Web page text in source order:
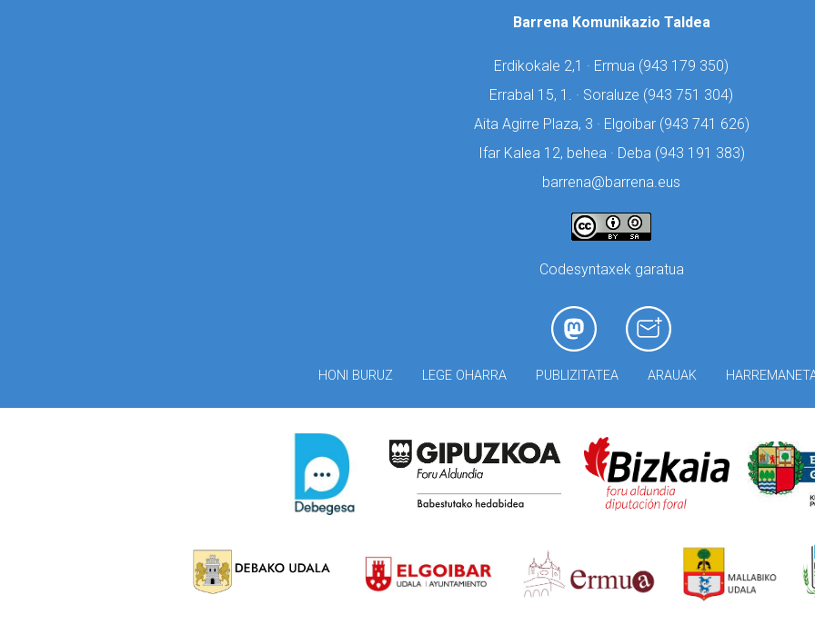
Barrena Komunikazio Taldea
Erdikokale 2,1 · Ermua (943 179 350)
Errabal 15, 1. · Soraluze (943 751 304)
Aita Agirre Plaza, 3 · Elgoibar (943 741 626)
Ifar Kalea 12, behea · Deba (943 191 383)
barrena@barrena.eus
Codesyntaxek garatua
HONI BURUZ LEGE OHARRA PUBLIZITATEA ARAUAK